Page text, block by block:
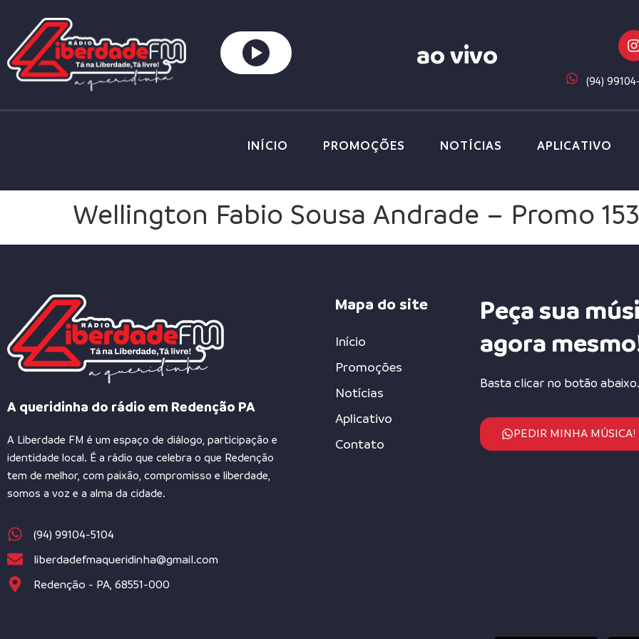
ao vivo
(94)
INÍCIO PROMOÇÕES NOTÍCIAS APLICATIVO
Wellington Fabio Sousa Andrade – Promo
A queridinha do rádio em Redenção PA
A Liberdade FM é um espaço de diálogo, participação e
identidade local. É a rádio que celebra o que Redenção
tem de melhor, com paixão, compromisso e liberdade,
somos a voz e a alma da cidade.
(94) 99104-5104
liberdadefmaqueridinha@gmail.com
Redenção - PA, 68551-000
Mapa do site
Início
Promoções
Notícias
Aplicativo
Contato
Peça sua
agora
Basta clicar no botão abaixo.
PEDIR MINHA MÚSICA!